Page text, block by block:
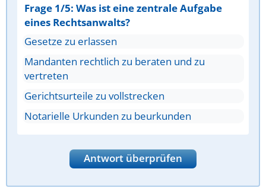
Frage 1/5: Was ist eine zentrale Aufgabe
eines Rechtsanwalts?
Gesetze zu erlassen
Mandanten rechtlich zu beraten und zu
vertreten
Gerichtsurteile zu vollstrecken
Notarielle Urkunden zu beurkunden
Antwort überprüfen